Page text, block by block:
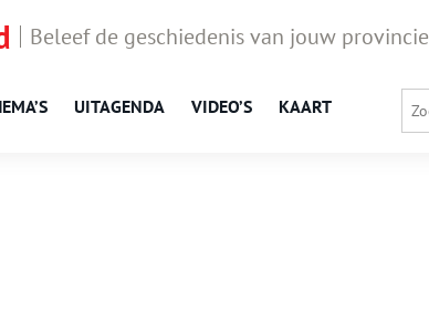
Beleef de geschiedenis van jouw provincie
UITAGENDA VIDEO’S KAART